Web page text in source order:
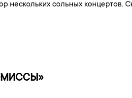
нескольких сольных концертов.